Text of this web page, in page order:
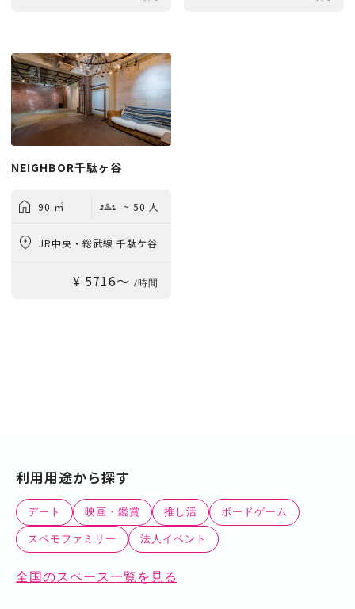
NEIGHBOR千駄ヶ谷
90 ㎡ ~ 50 人
JR中央・総武線 千駄ケ谷
駅 徒歩6分¥ 5716〜 /時間
利用用途から探す
デート 映画・鑑賞 推し活 ボードゲーム
スペモファミリー 法人イベント
全国のスペース一覧を見る